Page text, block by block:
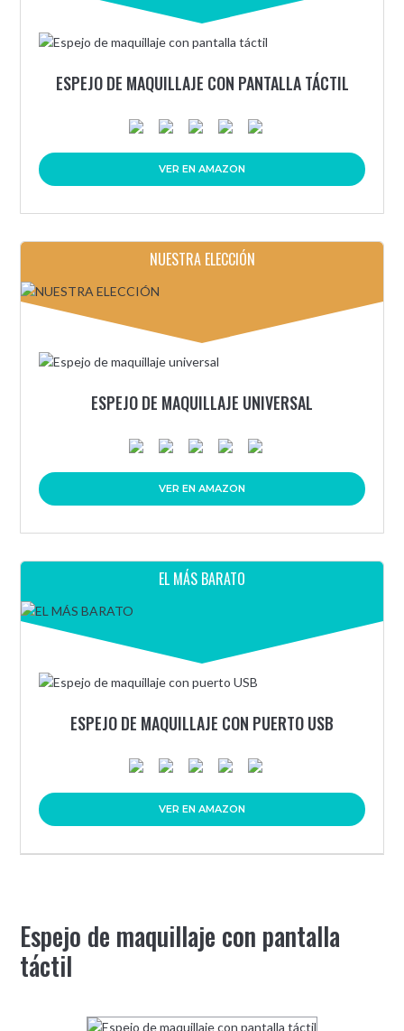
ESPEJO DE MAQUILLAJE CON PANTALLA TÁCTIL
VER EN AMAZON
NUESTRA ELECCIÓN
ESPEJO DE MAQUILLAJE UNIVERSAL
VER EN AMAZON
EL MÁS BARATO
ESPEJO DE MAQUILLAJE CON PUERTO USB
VER EN AMAZON
Espejo de maquillaje con pantalla
táctil